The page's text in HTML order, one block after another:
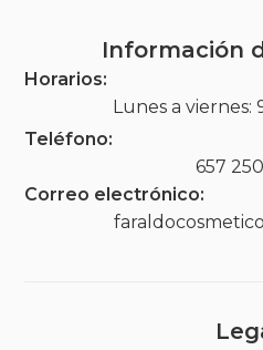
Información
Horarios:
Lunes a viernes:
Teléfono:
657
Correo electrónico: